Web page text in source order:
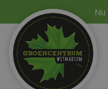
naar
content